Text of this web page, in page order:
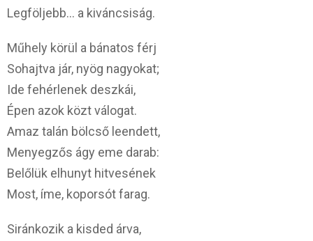
Legföljebb… a kiváncsiság.
Műhely körül a bánatos férj
Sohajtva jár, nyög nagyokat;
Ide fehérlenek deszkái,
Épen azok közt válogat.
Amaz talán bölcső leendett,
Menyegzős ágy eme darab:
Belőlük elhunyt hitvesének
Most, íme, koporsót farag.
Siránkozik a kisded árva,